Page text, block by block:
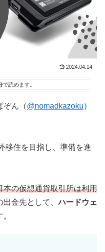
2024.04.14
で読めます。
ぞん（@nomadkazoku）
移住を目指し、準備を進
の仮想通貨取引所は利用
出金先として、ハードウェ